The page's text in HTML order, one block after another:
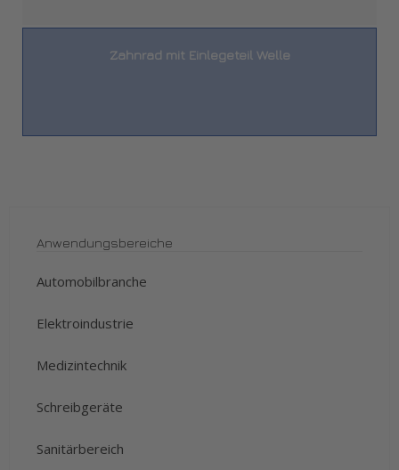
Zahnrad mit Einlegeteil Welle
Anwendungsbereiche
Automobilbranche
Elektroindustrie
Medizintechnik
Schreibgeräte
Sanitärbereich